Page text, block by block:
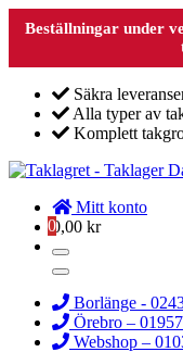
Beställningar under
Säkra
Alla typer av
Komplett
Mitt konto
00,00 kr
Borlänge -
Örebro –
Webshop –